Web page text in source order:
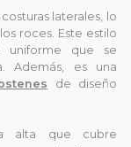
laterales, lo
roces. Este estilo
uniforme que se
Además, es una
de diseño
alta que cubre